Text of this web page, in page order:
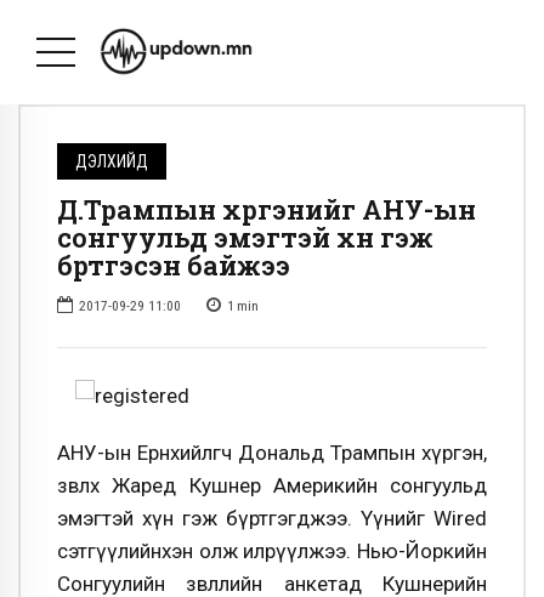
ДЭЛХИЙД
Д.Трампын хүргэнийг АНУ-ын
сонгуульд эмэгтэй хүн гэж
бүртгэсэн байжээ
2017-09-29 11:00 1 min
АНУ-ын Ерөнхийлөгч Дональд Трампын хүргэн,
зөвлөх Жаред Кушнер Америкийн сонгуульд
эмэгтэй хүн гэж бүртгэгджээ. Үүнийг Wired
сэтгүүлийнхэн олж илрүүлжээ. Нью-Йоркийн
Сонгуулийн зөвлөлийн анкетад Кушнерийн